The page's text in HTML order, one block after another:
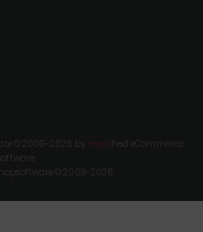
© 2009-2026 by mod ified eCommerce
© 2009-2026